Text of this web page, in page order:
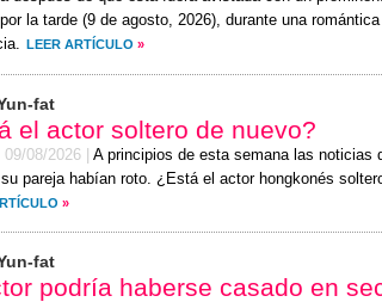
la tarde (9 de agosto, 2026), durante una
LEER ARTÍCULO »
fat
el actor soltero de nuevo?
09/08/2026 A principios de esta semana las noticias
pareja habían roto. ¿Está el actor hongkonés
»
fat
podría haberse casado en